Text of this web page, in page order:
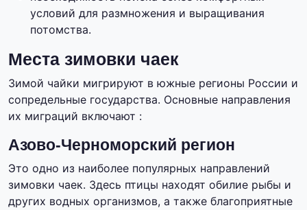
условий для размножения и выращивания
потомства.
Места зимовки чаек
Зимой чайки мигрируют в южные регионы России и
сопредельные государства. Основные направления
их миграций включают :
Азово-Черноморский регион
Это одно из наиболее популярных направлений
зимовки чаек. Здесь птицы находят обилие рыбы и
других водных организмов, а также благоприятные